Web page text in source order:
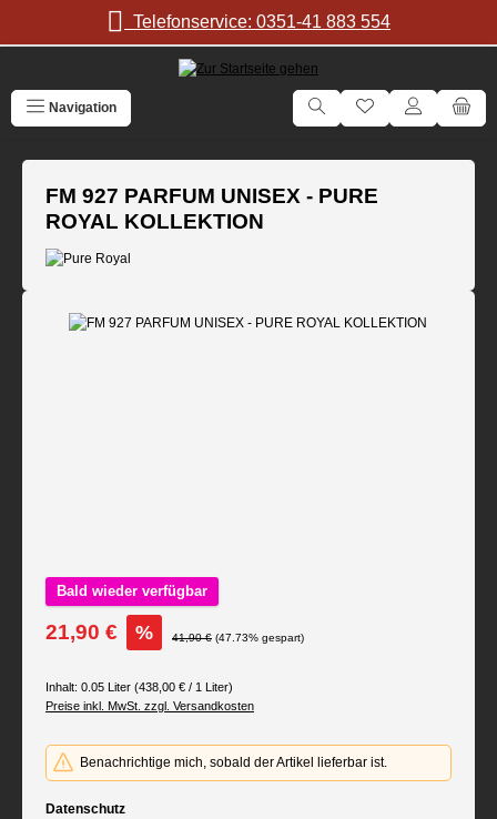
Zum Hauptinhalt springenTelefonservice: 0351-41 883 554
Navigation
FM 927 PARFUM UNISEX - PURE
ROYAL KOLLEKTION
Bildergalerie überspringen
Bald wieder verfügbar
Verkaufspreis:
21,90 € % Regulärer Preis:
41,90 € (47.73% gespart)
Inhalt: 0.05 Liter (438,00 € / 1 Liter)
Preise inkl. MwSt. zzgl. Versandkosten
Benachrichtige mich, sobald der Artikel lieferbar ist.
Datenschutz